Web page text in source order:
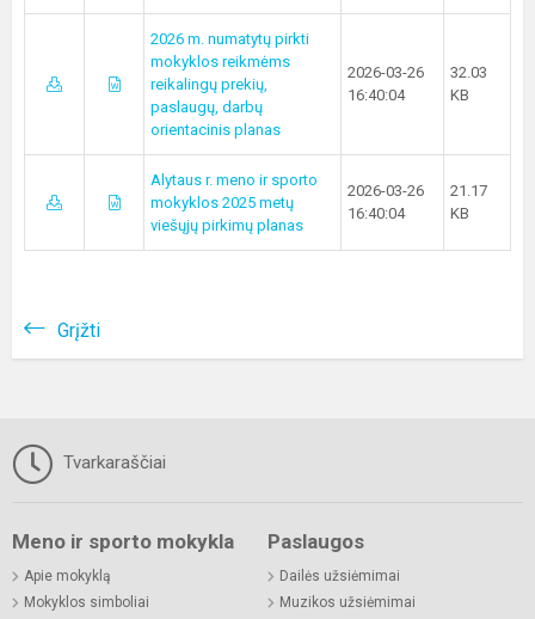
2026 m. numatytų pirkti
mokyklos reikmėms
reikalingų prekių,
paslaugų, darbų
orientacinis planas
2026-03-26
16:40:04
32.03
KB
Alytaus r. meno ir sporto
mokyklos 2025 metų
viešųjų pirkimų planas
2026-03-26
16:40:04
21.17
KB
Grįžti
Tvarkaraščiai
Meno ir sporto mokykla
Apie mokyklą
Mokyklos simboliai
Paslaugos
Dailės užsiėmimai
Muzikos užsiėmimai